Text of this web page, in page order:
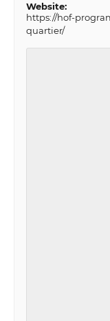
Website:
https://hof-
quartier/